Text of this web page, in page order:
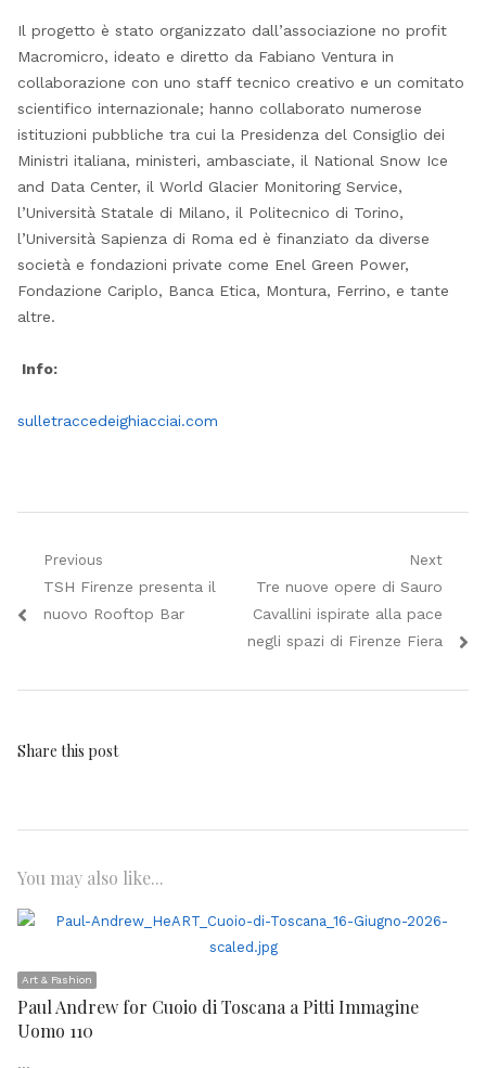
Il progetto è stato organizzato dall’associazione no profit
Macromicro, ideato e diretto da Fabiano Ventura in
collaborazione con uno staff tecnico creativo e un comitato
scientifico internazionale; hanno collaborato numerose
istituzioni pubbliche tra cui la Presidenza del Consiglio dei
Ministri italiana, ministeri, ambasciate, il National Snow Ice
and Data Center, il World Glacier Monitoring Service,
l’Università Statale di Milano, il Politecnico di Torino,
l’Università Sapienza di Roma ed è finanziato da diverse
società e fondazioni private come Enel Green Power,
Fondazione Cariplo, Banca Etica, Montura, Ferrino, e tante
altre.
Info:
sulletraccedeighiacciai.com
Navigazione
articoli
Previous
Previous
post:
TSH Firenze presenta il
nuovo Rooftop Bar
Next
Next
post:
Tre nuove opere di Sauro
Cavallini ispirate alla pace
negli spazi di Firenze Fiera
Share this post
You may also like...
Art & Fashion
Paul Andrew for Cuoio di Toscana a Pitti Immagine
Uomo 110
…